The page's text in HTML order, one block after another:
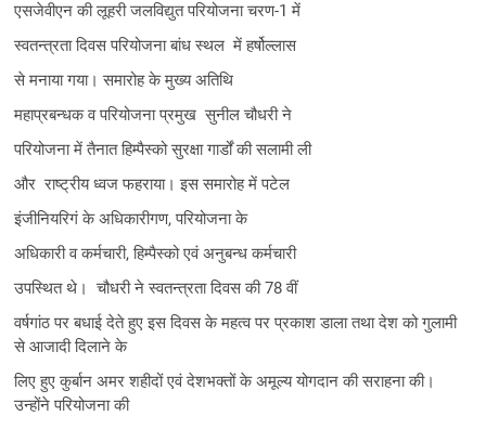
एसजेवीएन की लूहरी जलविद्युत परियोजना चरण-1 में
स्वतन्त्रता दिवस परियोजना बांध स्थल में हर्षोल्लास
से मनाया गया। समारोह के मुख्य अतिथि
महाप्रबन्धक व परियोजना प्रमुख सुनील चौधरी ने
परियोजना में तैनात हिम्पैस्को सुरक्षा गार्डों की सलामी ली
और राष्ट्रीय ध्वज फहराया। इस समारोह में पटेल
इंजीनियरिगं के अधिकारीगण, परियोजना के
अधिकारी व कर्मचारी, हिम्पैस्को एवं अनुबन्ध कर्मचारी
उपस्थित थे। चौधरी ने स्वतन्त्रता दिवस की 78 वीं
वर्षगांठ पर बधाई देते हुए इस दिवस के महत्व पर प्रकाश डाला तथा देश को गुलामी
से आजादी दिलाने के
लिए हुए कुर्बान अमर शहीदों एवं देशभक्तों के अमूल्य योगदान की सराहना की।
उन्होंने परियोजना की